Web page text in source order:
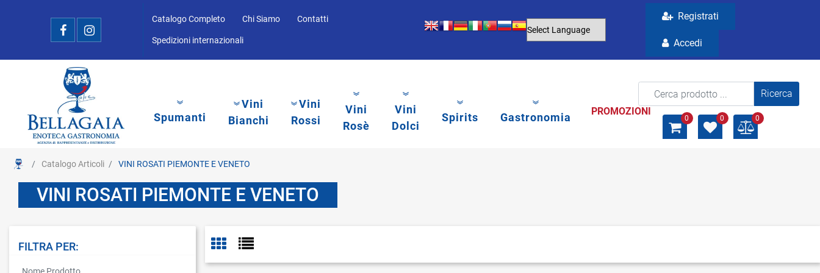
Catalogo Completo Chi Siamo Contatti
Spedizioni internazionali
Registrati
Accedi
Spumanti
Vini
Bianchi
Vini
Rossi
Vini
Rosè
Vini
Dolci
Spirits Gastronomia PROMOZIONI
La modifica di un filtro aggiorna
0 0 0
Catalogo Articoli VINI ROSATI PIEMONTE E VENETO
VINI ROSATI PIEMONTE E VENETO
FILTRA PER:
La modifica di un filtro aggiorna automaticamente gli altri filtri disponibili.